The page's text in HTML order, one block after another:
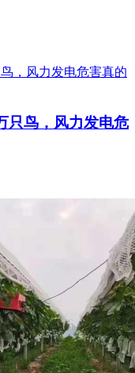
只鸟，风力发电危